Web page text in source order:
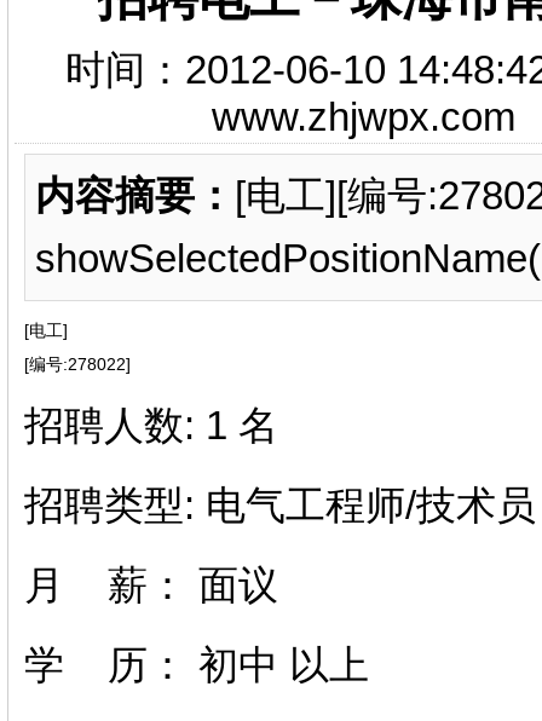
时间：2012-06-10
内容摘要： [电工][编号
[电工]
[编号:278022]
招聘人数: 1 名
招聘类型: 电气工程师/技术员
月 薪： 面议
学 历： 初中 以上